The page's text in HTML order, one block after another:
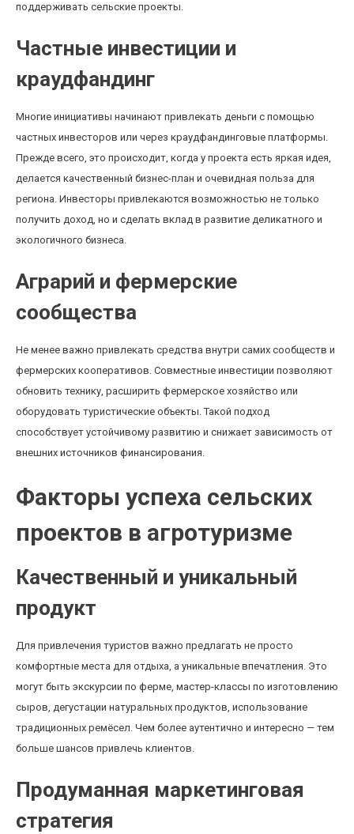
поддерживать сельские проекты.
Частные инвестиции и
краудфандинг
Многие инициативы начинают привлекать деньги с помощью
частных инвесторов или через краудфандинговые платформы.
Прежде всего, это происходит, когда у проекта есть яркая идея,
делается качественный бизнес-план и очевидная польза для
региона. Инвесторы привлекаются возможностью не только
получить доход, но и сделать вклад в развитие деликатного и
экологичного бизнеса.
Аграрий и фермерские
сообщества
Не менее важно привлекать средства внутри самих сообществ и
фермерских кооперативов. Совместные инвестиции позволяют
обновить технику, расширить фермерское хозяйство или
оборудовать туристические объекты. Такой подход
способствует устойчивому развитию и снижает зависимость от
внешних источников финансирования.
Факторы успеха сельских
проектов в агротуризме
Качественный и уникальный
продукт
Для привлечения туристов важно предлагать не просто
комфортные места для отдыха, а уникальные впечатления. Это
могут быть экскурсии по ферме, мастер-классы по изготовлению
сыров, дегустации натуральных продуктов, использование
традиционных ремёсел. Чем более аутентично и интересно — тем
больше шансов привлечь клиентов.
Продуманная маркетинговая
стратегия